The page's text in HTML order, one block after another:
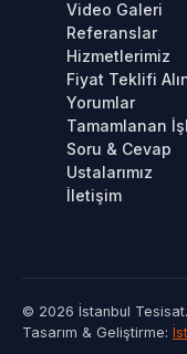
Video Galeri
Referanslar
Hizmetlerimiz
Fiyat Teklifi
Yorumlar
Tamamlanan
Soru & Cevap
Ustalarımız
İletişim
© 2026 İstanbul Tesisat.
Tasarım & Geliştirme: